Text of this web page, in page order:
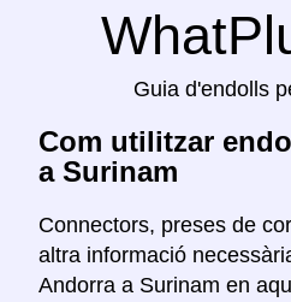
Guia d'endolls
Com utilitzar
a Surinam
Connectors, preses de
altra informació
Andorra a Surinam en